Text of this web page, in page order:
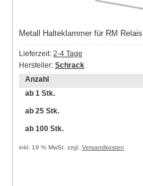
Metall Halteklammer für RM Relais
Lieferzeit: 2-4 Tage
Hersteller: Schrack
Anzahl
ab 1 Stk.
ab 25 Stk.
ab 100 Stk.
inkl. 19 % MwSt. zzgl. Versandkosten